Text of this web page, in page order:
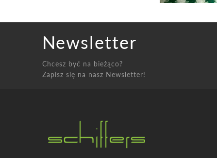
Newsletter
Chcesz być na bieżąco?
Zapisz się na nasz Newsletter!